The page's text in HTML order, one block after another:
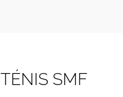
TÉNIS SMF